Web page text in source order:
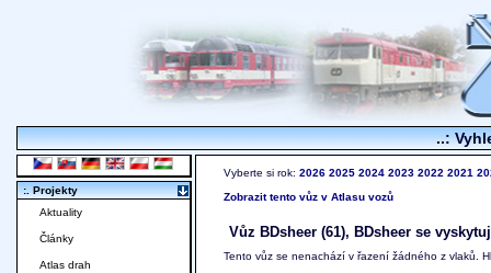
..:
Vyberte si rok: 2026 2025 2024 2023 2022 2021
Zobrazit tento vůz v Atlasu vozů
Vůz BDsheer (61), BDsheer se
Tento vůz se nenachází v řazení žádného z vlaků.
:. Projekty
Aktuality
Články
Atlas drah